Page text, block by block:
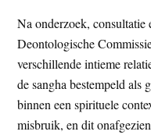
Na onderzoek, consultatie
Deontologische
verschillende intieme
de sangha bestempeld als
binnen een spirituele
misbruik, en dit